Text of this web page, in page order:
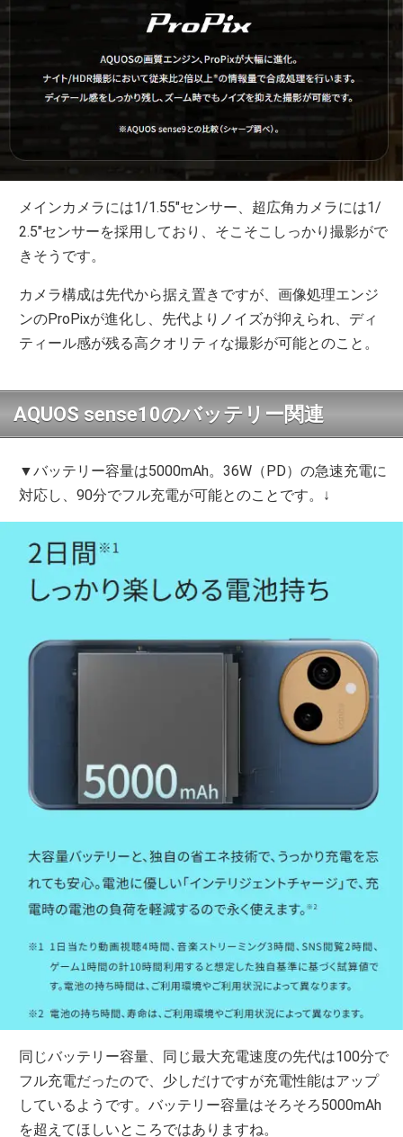
メインカメラには1/1.55″センサー、超広角カメラには1/
2.5″センサーを採用しており、そこそこしっかり撮影がで
きそうです。
カメラ構成は先代から据え置きですが、画像処理エンジ
ンのProPixが進化し、先代よりノイズが抑えられ、ディ
ティール感が残る高クオリティな撮影が可能とのこと。
AQUOS sense10のバッテリー関連
▼バッテリー容量は5000mAh。36W（PD）の急速充電に
対応し、90分でフル充電が可能とのことです。↓
同じバッテリー容量、同じ最大充電速度の先代は100分で
フル充電だったので、少しだけですが充電性能はアップ
しているようです。バッテリー容量はそろそろ5000mAh
を超えてほしいところではありますね。